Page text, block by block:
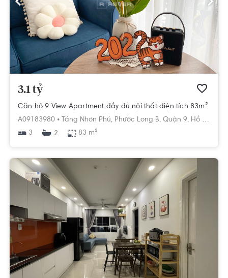
3.1 tỷ
Căn hộ 9 View Apartment đầy đủ nội thất diện tích 83m²
A09183980 • Tăng Nhơn Phú, Phước Long B, Quận 9, Hồ Chí Minh
3
2 83 m²